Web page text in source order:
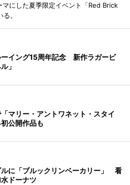
にした夏季限定イベント「Red Brick
。
ーイング15周年記念 新作ラガービ
」
マリー・アントワネット・スタイ
公開作品も
ルに「ブルックリンベーカリー」 看
ドーナツ